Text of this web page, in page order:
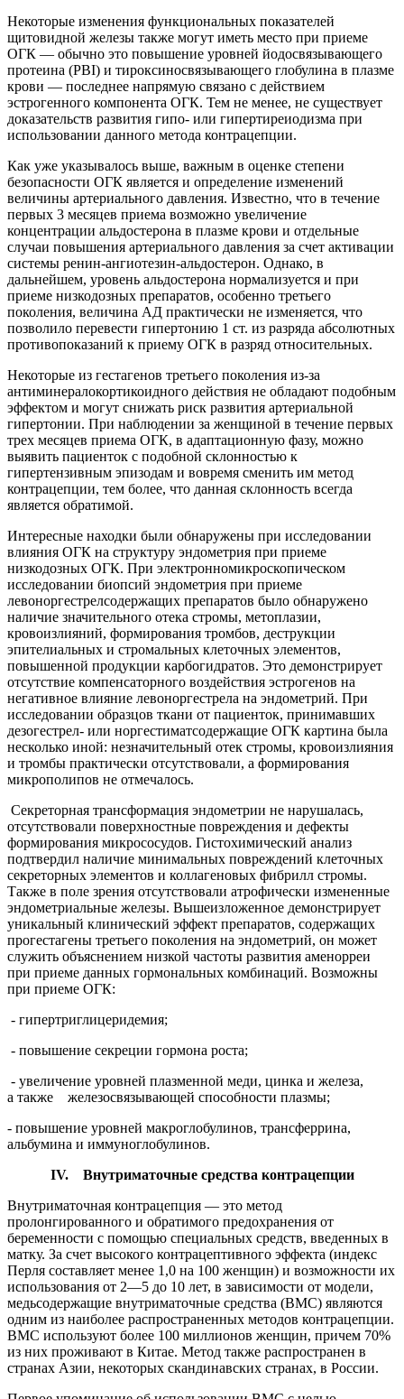
Некоторые изменения функциональных показателей
щитовидной железы также могут иметь место при приеме
ОГК — обычно это повышение уровней йодосвязывающего
протеина (РВI) и тироксиносвязывающего глобулина в плазме
крови — последнее напрямую связано с действием
эстрогенного компонента ОГК. Тем не менее, не существует
доказательств развития гипо- или гипертиреиодизма при
использовании данного метода контрацепции.
Как уже указывалось выше, важным в оценке степени
безопасности ОГК является и определение изменений
величины артериального давления. Известно, что в течение
первых 3 месяцев приема возможно увеличение
концентрации альдостерона в плазме крови и отдельные
случаи повышения артериального давления за счет активации
системы ренин-ангиотезин-альдостерон. Однако, в
дальнейшем, уровень альдостерона нормализуется и при
приеме низкодозных препаратов, особенно третьего
поколения, величина АД практически не изменяется, что
позволило перевести гипертонию 1 ст. из разряда абсолютных
противопоказаний к приему ОГК в разряд относительных.
Некоторые из гестагенов третьего поколения из-за
антиминералокортикоидного действия не обладают подобным
эффектом и могут снижать риск развития артериальной
гипертонии. При наблюдении за женщиной в течение первых
трех месяцев приема ОГК, в адаптационную фазу, можно
выявить пациенток с подобной склонностью к
гипертензивным эпизодам и вовремя сменить им метод
контрацепции, тем более, что данная склонность всегда
является обратимой.
Интересные находки были обнаружены при исследовании
влияния ОГК на структуру эндометрия при приеме
низкодозных ОГК. При электронномикроскопическом
исследовании биопсий эндометрия при приеме
левоноргестрелсодержащих препаратов было обнаружено
наличие значительного отека стромы, метоплазии,
кровоизлияний, формирования тромбов, деструкции
эпителиальных и стромальных клеточных элементов,
повышенной продукции карбогидратов. Это демонстрирует
отсутствие компенсаторного воздействия эстрогенов на
негативное влияние левоноргестрела на эндометрий. При
исследовании образцов ткани от пациенток, принимавших
дезогестрел- или норгестиматсодержащие ОГК картина была
несколько иной: незначительный отек стромы, кровоизлияния
и тромбы практически отсутствовали, а формирования
микрополипов не отмечалось.
Секреторная трансформация эндометрии не нарушалась,
отсутствовали поверхностные повреждения и дефекты
формирования микрососудов. Гистохимический анализ
подтвердил наличие минимальных повреждений клеточных
секреторных элементов и коллагеновых фибрилл стромы.
Также в поле зрения отсутствовали атрофически измененные
эндометриальные железы. Вышеизложенное демонстрирует
уникальный клинический эффект препаратов, содержащих
прогестагены третьего поколения на эндометрий, он может
служить объяснением низкой частоты развития аменорреи
при приеме данных гормональных комбинаций. Возможны
при приеме ОГК:
- гипертриглицеридемия;
- повышение секреции гормона роста;
- увеличение уровней плазменной меди, цинка и железа,
а также железосвязывающей способности плазмы;
- повышение уровней макроглобулинов, трансферрина,
альбумина и иммуноглобулинов.
IV.
Внутриматочные средства контрацепции
Внутриматочная контрацепция — это метод
пролонгированного и обратимого предохранения от
беременности с помощью спе­циальных средств, введенных в
матку. За счет высокого контрацеп­тивного эффекта (индекс
Перля составляет менее 1,0 на 100 жен­щин) и возможности их
использования от 2—5 до 10 лет, в зависи­мости от модели,
медьсодержащие внутриматочные средства (ВМС) являются
одним из наиболее распространенных методов контрацеп­ции.
ВМС используют более 100 миллионов женщин, причем 70%
из них проживают в Китае. Метод также распространен в
странах Азии, некоторых скандинавских странах, в России.